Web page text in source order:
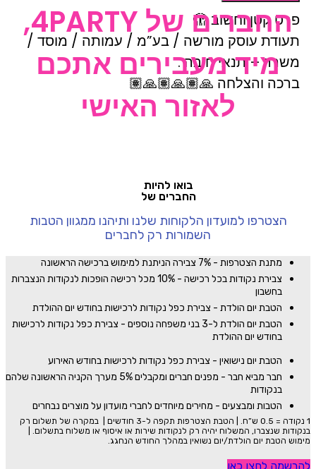
פרט קטן וחשוב 🫣
תעודת עוסק מורשה / בע”מ / עמותה / מוסד /
משרד – תנאי חובה .
ברכה והצלחה 🙏🏽🙏🏽🙏🏽
החברים של 4PARTY,
מיד מעבירים אתכם
לאזור האישי
בואו להיות
החברים של
הצטרפו למועדון הלקוחות שלנו ותיהנו ממגוון הטבות
השמורות רק לחברים
מתנת הצטרפות - 7% צבירה הניתנת למימוש ברכישה הראשונה
צבירת נקודות בכל רכישה - 10% מכל רכישה הופכות לנקודות הנצברות
בחשבון
הטבת יום הולדת - צבירת כפל נקודות לרכישות בחודש יום ההולדת
הטבת יום הולדת ל-3 בני משפחה נוספים - צבירת כפל נקודות לרכישות
בחודש יום ההולדת
הטבת יום נישואין - צבירת כפל נקודות לרכישות בחודש האירוע
חבר מביא חבר - מפנים חברים ומקבלים 5% מערך הקניה הראשונה שלהם
בנקודות
הטבות ומבצעים - מחירים מיוחדים לחברי מועדון על מוצרים נבחרים
1 נקודה = 0.5 ש”ח. | הטבת הצטרפות תקפה ל-3 חודשים |
במקרה של תשלום רק
בנקודות שנצברו, המשלוח יהיה רק לנקודות שירות או איסוף או משלוח בתשלום. |
מימוש הטבת יום הולדת/יום נשואין במהלך החודש הנחגג.
להרשמה לחצו כאן